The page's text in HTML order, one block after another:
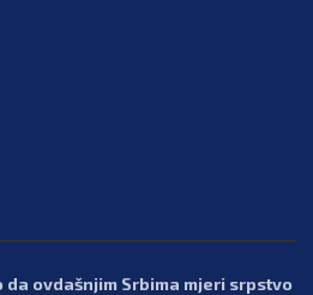
da ovdašnjim Srbima mjeri srpstvo